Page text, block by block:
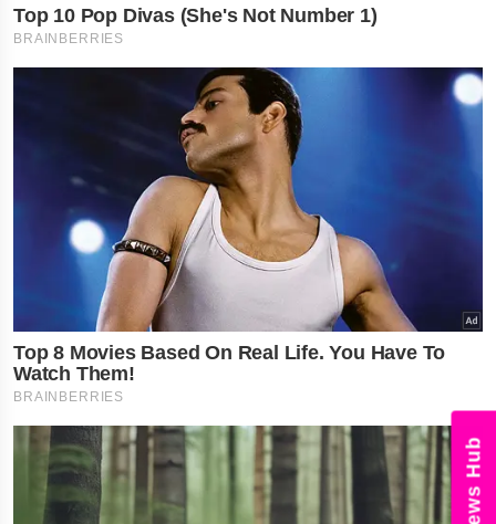
News Hub